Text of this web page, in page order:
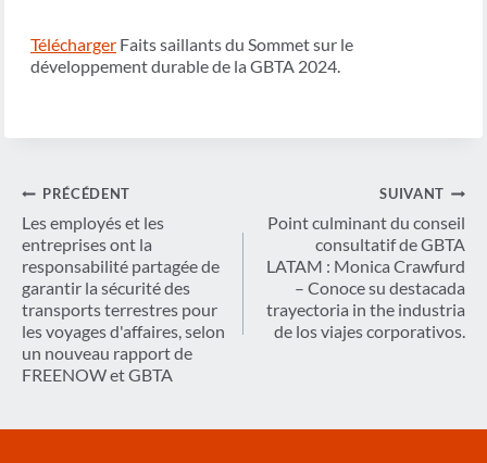
Télécharger Faits saillants du Sommet sur le
développement durable de la GBTA 2024.
Navigation
de
l’article
PRÉCÉDENT
Les employés et les
entreprises ont la
responsabilité partagée de
garantir la sécurité des
transports terrestres pour
les voyages d'affaires, selon
un nouveau rapport de
FREENOW et GBTA
SUIVANT
Point culminant du conseil
consultatif de GBTA
LATAM : Monica Crawfurd
– Conoce su destacada
trayectoria in the industria
de los viajes corporativos.